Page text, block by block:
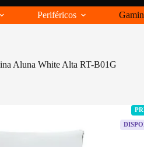
Periféricos
Aluna White Alta RT-B01G